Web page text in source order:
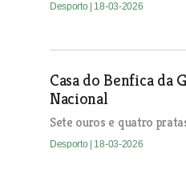
Desporto | 18-03-2026
Casa do Benfica da
Nacional
Sete ouros e quatro
Desporto | 18-03-2026